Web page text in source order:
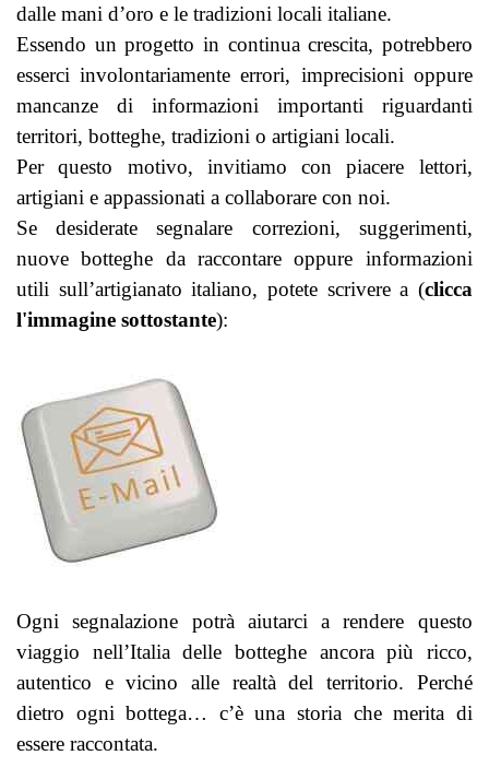
dalle mani d’oro e le tradizioni locali italiane.
Essendo un progetto in continua crescita, potrebbero
esserci involontariamente errori, imprecisioni oppure
mancanze di informazioni importanti riguardanti
territori, botteghe, tradizioni o artigiani locali.
Per questo motivo, invitiamo con piacere lettori,
artigiani e appassionati a collaborare con noi.
Se desiderate segnalare correzioni, suggerimenti,
nuove botteghe da raccontare oppure informazioni
utili sull’artigianato italiano, potete scrivere a (clicca
l'immagine sottostante):
Ogni segnalazione potrà aiutarci a rendere questo
viaggio nell’Italia delle botteghe ancora più ricco,
autentico e vicino alle realtà del territorio. Perché
dietro ogni bottega… c’è una storia che merita di
essere raccontata.